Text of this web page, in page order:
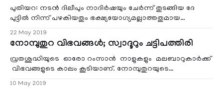
പുതിയറ: നടന്‍ ദിലീപും നാദിര്‍ഷയും ചേര്‍ന്ന് തുടങ്ങിയ ദേ
പുട്ടില്‍ നിന്ന് പഴകിയതും ഭക്ഷ്യയോഗ്യമല്ലാത്തതുമായ
കോഴിയിറച്ചിയും മാലിന്യം കലർന്
22 May 2019
നോമ്പുതുറ വിഭവങ്ങള്‍; സ്വാദൂറും ചട്ടിപത്തിരി
വ്രതശുദ്ധിയുടെ ഓരോ റംസാൻ നാളുകളും മലബാറുകാർക്ക്
വിഭവങ്ങളുടെ കാലം കൂടിയാണ്. നോമ്പുതുറയുടെ
സമയമാകുമ്പോഴേക്കും ഈ പ്രദേശങ്ങളിലെ മുസ്ലി
10 May 2019